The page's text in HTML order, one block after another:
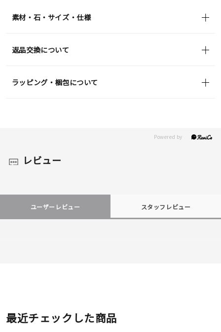
素材・石・サイズ・仕様
返品交換について
ラッピング・梱包について
レビュー
ユーザーレビュー スタッフレビュー
最近チェックした商品